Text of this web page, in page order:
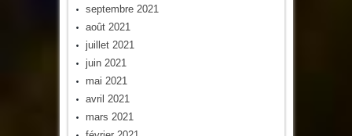
septembre 2021
août 2021
juillet 2021
juin 2021
mai 2021
avril 2021
mars 2021